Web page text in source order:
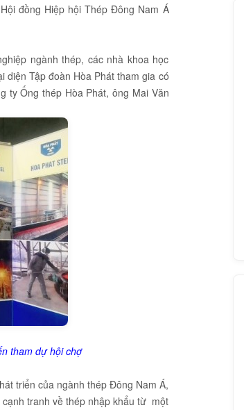
đồng Hiệp hội Thép Đông Nam Á
ngành thép, các nhà khoa học
Tập đoàn Hòa Phát tham gia có
ty Ống thép Hòa Phát, ông Mai Văn
tham dự hội chợ
triển của ngành thép Đông Nam Á,
tranh về thép nhập khẩu từ một